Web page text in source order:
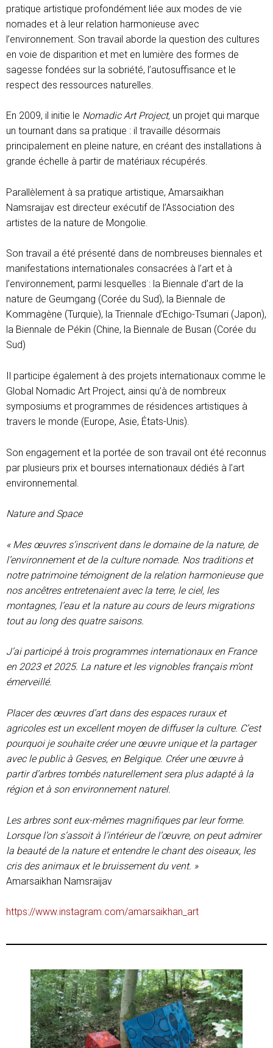
pratique artistique profondément liée aux modes de vie
nomades et à leur relation harmonieuse avec
l’environnement. Son travail aborde la question des cultures
en voie de disparition et met en lumière des formes de
sagesse fondées sur la sobriété, l’autosuffisance et le
respect des ressources naturelles.
En 2009, il initie le Nomadic Art Project, un projet qui marque
un tournant dans sa pratique : il travaille désormais
principalement en pleine nature, en créant des installations à
grande échelle à partir de matériaux récupérés.
Parallèlement à sa pratique artistique, Amarsaikhan
Namsraijav est directeur exécutif de l’Association des
artistes de la nature de Mongolie.
Son travail a été présenté dans de nombreuses biennales et
manifestations internationales consacrées à l’art et à
l’environnement, parmi lesquelles : la Biennale d’art de la
nature de Geumgang (Corée du Sud), la Biennale de
Kommagène (Turquie), la Triennale d’Echigo-Tsumari (Japon),
la Biennale de Pékin (Chine, la Biennale de Busan (Corée du
Sud)
Il participe également à des projets internationaux comme le
Global Nomadic Art Project, ainsi qu’à de nombreux
symposiums et programmes de résidences artistiques à
travers le monde (Europe, Asie, États-Unis).
Son engagement et la portée de son travail ont été reconnus
par plusieurs prix et bourses internationaux dédiés à l’art
environnemental.
Nature and Space
« Mes œuvres s’inscrivent dans le domaine de la nature, de
l’environnement et de la culture nomade. Nos traditions et
notre patrimoine témoignent de la relation harmonieuse que
nos ancêtres entretenaient avec la terre, le ciel, les
montagnes, l’eau et la nature au cours de leurs migrations
tout au long des quatre saisons.
J’ai participé à trois programmes internationaux en France
en 2023 et 2025. La nature et les vignobles français m’ont
émerveillé.
Placer des œuvres d’art dans des espaces ruraux et
agricoles est un excellent moyen de diffuser la culture. C’est
pourquoi je souhaite créer une œuvre unique et la partager
avec le public à Gesves, en Belgique. Créer une œuvre à
partir d’arbres tombés naturellement sera plus adapté à la
région et à son environnement naturel.
Les arbres sont eux-mêmes magnifiques par leur forme.
Lorsque l’on s’assoit à l’intérieur de l’œuvre, on peut admirer
la beauté de la nature et entendre le chant des oiseaux, les
cris des animaux et le bruissement du vent. »
Amarsaikhan Namsraijav
https://www.instagram.com/amarsaikhan_art